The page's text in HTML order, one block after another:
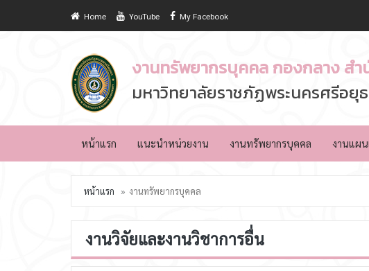
Home YouTube My Facebook
งานทรัพยากรบุคคล กองกลาง ส
มหาวิทยาลัยราชภัฏพระนครศรีอยุ
หน้าแรก แนะนำหน่วยงาน งานทรัพยากรบุคคล งานแผ
หน้าแรก งานทรัพยากรบุคคล
งานวิจัยและงานวิชาการอื่น